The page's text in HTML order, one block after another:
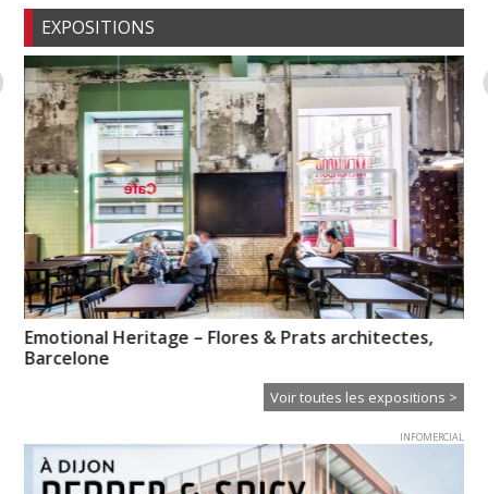
EXPOSITIONS
Emotional Heritage – Flores & Prats architectes,
Barcelone
Voir toutes les expositions >
INFOMERCIAL